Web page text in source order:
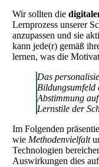
Wir sollten die
Lernprozess unserer
anzupassen und sie
kann jede(r) gemäß
lernen, was die
Das
Bildungsumfeld
Abstimmung
Lernstile der
Im Folgenden
wie Methodenvielfalt
Technologien
Auswirkungen dies